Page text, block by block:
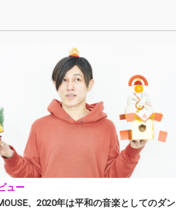
ュー
、2020年は平和の音楽としてのダン